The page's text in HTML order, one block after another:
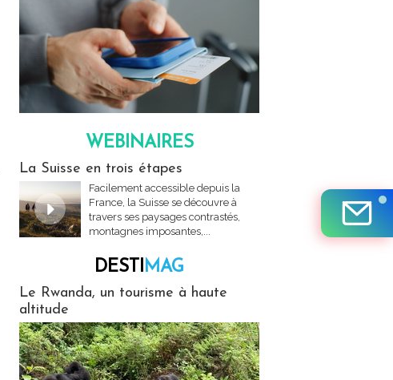
WEBINAIRES
La Suisse en trois étapes
Facilement accessible depuis la
France, la Suisse se découvre à
travers ses paysages contrastés,
montagnes imposantes,...
DESTIMAG
Le Rwanda, un tourisme à haute
altitude